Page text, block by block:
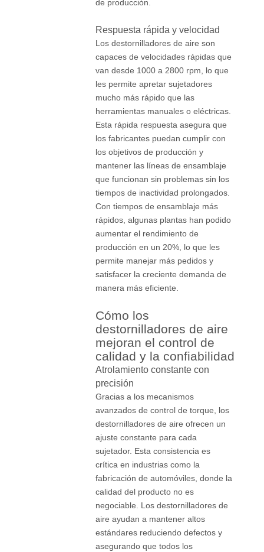
de producción.
Respuesta rápida y velocidad
Los destornilladores de aire son
capaces de velocidades rápidas que
van desde 1000 a 2800 rpm, lo que
les permite apretar sujetadores
mucho más rápido que las
herramientas manuales o eléctricas.
Esta rápida respuesta asegura que
los fabricantes puedan cumplir con
los objetivos de producción y
mantener las líneas de ensamblaje
que funcionan sin problemas sin los
tiempos de inactividad prolongados.
Con tiempos de ensamblaje más
rápidos, algunas plantas han podido
aumentar el rendimiento de
producción en un 20%, lo que les
permite manejar más pedidos y
satisfacer la creciente demanda de
manera más eficiente.
Cómo los
destornilladores de aire
mejoran el control de
calidad y la confiabilidad
Atrolamiento constante con
precisión
Gracias a los mecanismos
avanzados de control de torque, los
destornilladores de aire ofrecen un
ajuste constante para cada
sujetador. Esta consistencia es
crítica en industrias como la
fabricación de automóviles, donde la
calidad del producto no es
negociable. Los destornilladores de
aire ayudan a mantener altos
estándares reduciendo defectos y
asegurando que todos los